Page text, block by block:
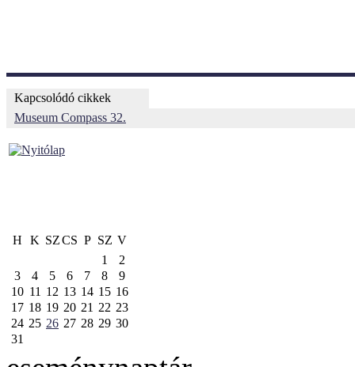
Kapcsolódó cikkek
Museum Compass 32.
H K SZCS P SZ V
1
2
3
4 5 6 7 8
9
10 11 12 13 14 15 16
17 18 19 20 21 22 23
24 25 26 27 28 29 30
31